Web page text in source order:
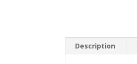
Description